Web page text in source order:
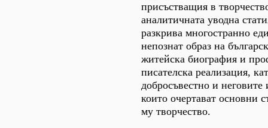
присъстващия в
аналитичната уводна
разкрива многостранно
непознат образ на
житейска биография и
писателска реализация,
добросъвестно и неговите
които очертават основни
му творчество.